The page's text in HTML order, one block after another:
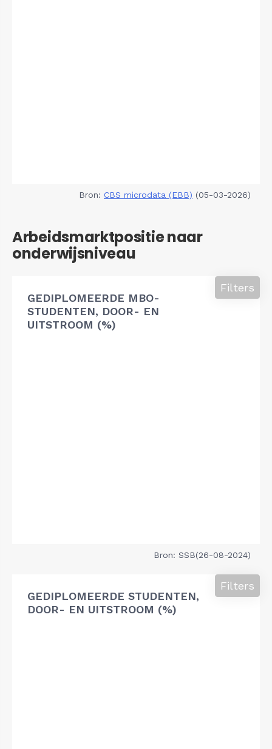
Bron: CBS microdata (EBB) (05-03-2026)
Arbeidsmarktpositie naar
onderwijsniveau
GEDIPLOMEERDE MBO-
STUDENTEN, DOOR- EN
UITSTROOM (%)
Filters
Bron: SSB(26-08-2024)
GEDIPLOMEERDE STUDENTEN,
DOOR- EN UITSTROOM (%)
Filters